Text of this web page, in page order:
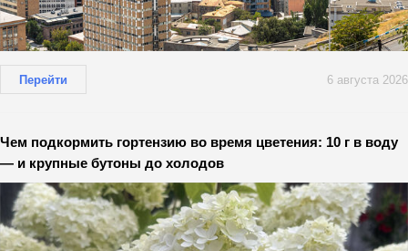
Перейти 6 августа 2026
Чем подкормить гортензию во время цветения: 10 г в воду
— и крупные бутоны до холодов